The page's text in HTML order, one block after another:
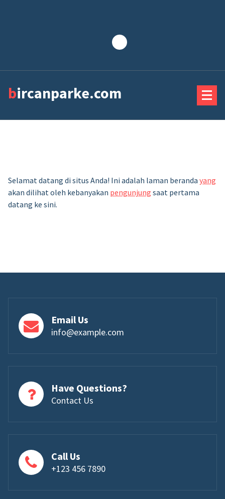
bircanparke.com
Selamat datang di situs Anda! Ini adalah laman beranda yang
akan dilihat oleh kebanyakan pengunjung saat pertama
datang ke sini.
Email Us
info@example.com
Have Questions?
Contact Us
Call Us
+123 456 7890